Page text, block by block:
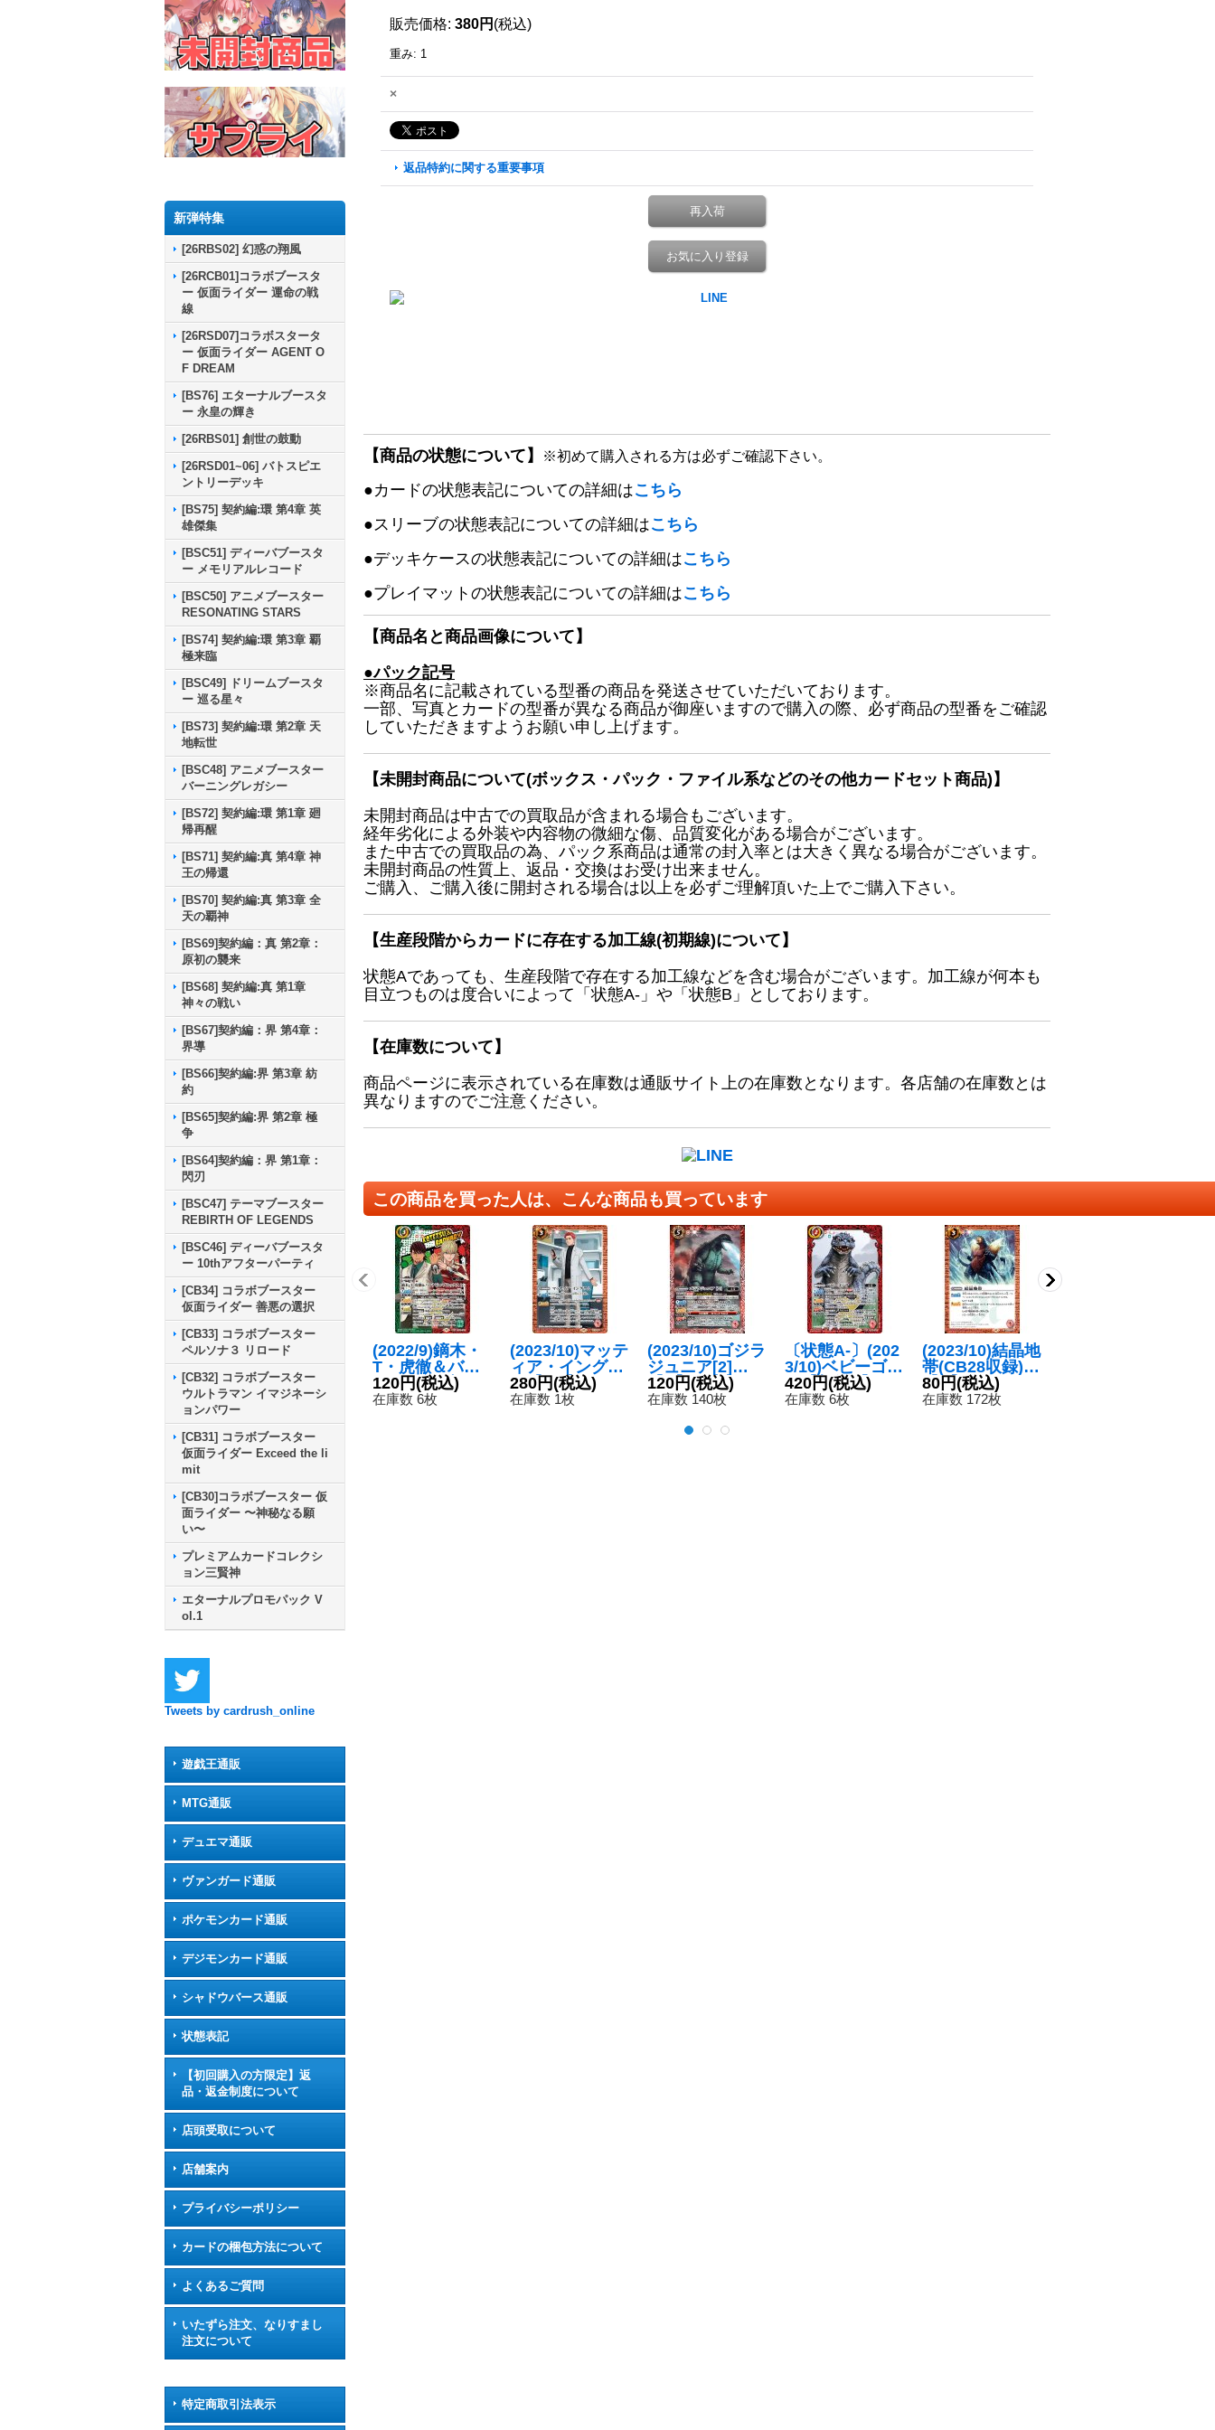
新弾特集
[26RBS02] 幻惑の翔風
[26RCB01]コラボブースタ
ー 仮面ライダー 運命の戦
線
[26RSD07]コラボスタータ
ー 仮面ライダー AGENT O
F DREAM
[BS76] エターナルブースタ
ー 永皇の輝き
[26RBS01] 創世の鼓動
[26RSD01~06] バトスピエ
ントリーデッキ
[BS75] 契約編:環 第4章 英
雄傑集
[BSC51] ディーバブースタ
ー メモリアルレコード
[BSC50] アニメブースター
RESONATING STARS
[BS74] 契約編:環 第3章 覇
極来臨
[BSC49] ドリームブースタ
ー 巡る星々
[BS73] 契約編:環 第2章 天
地転世
[BSC48] アニメブースター
バーニングレガシー
[BS72] 契約編:環 第1章 廻
帰再醒
[BS71] 契約編:真 第4章 神
王の帰還
[BS70] 契約編:真 第3章 全
天の覇神
[BS69]契約編：真 第2章：
原初の襲来
[BS68] 契約編:真 第1章
神々の戦い
[BS67]契約編：界 第4章：
界導
[BS66]契約編:界 第3章 紡
約
[BS65]契約編:界 第2章 極
争
[BS64]契約編：界 第1章：
閃刃
[BSC47] テーマブースター
REBIRTH OF LEGENDS
[BSC46] ディーバブースタ
ー 10thアフターパーティ
[CB34] コラボブースター
仮面ライダー 善悪の選択
[CB33] コラボブースター
ペルソナ３ リロード
[CB32] コラボブースター
ウルトラマン イマジネーシ
ョンパワー
[CB31] コラボブースター
仮面ライダー Exceed the li
mit
[CB30]コラボブースター 仮
面ライダー 〜神秘なる願
い〜
プレミアムカードコレクシ
ョン三賢神
エターナルプロモパック V
ol.1
Tweets by cardrush_online
遊戯王通販
MTG通販
デュエマ通販
ヴァンガード通販
ポケモンカード通販
デジモンカード通販
シャドウバース通販
状態表記
【初回購入の方限定】返
品・返金制度について
店頭受取について
店舗案内
プライバシーポリシー
カードの梱包方法について
よくあるご質問
いたずら注文、なりすまし
注文について
特定商取引法表示
販売価格: 380円 (税込)
重み: 1
×
返品特約に関する重要事項
再入荷
お気に入り登録
【商品の状態について】 ※初めて購入される方は必ずご確認下さい。
●カードの状態表記についての詳細はこちら
●スリーブの状態表記についての詳細はこちら
●デッキケースの状態表記についての詳細はこちら
●プレイマットの状態表記についての詳細はこちら
【商品名と商品画像について】
●パック記号
※商品名に記載されている型番の商品を発送させていただいております。
一部、写真とカードの型番が異なる商品が御座いますので購入の際、必ず商品の型番をご確認
していただきますようお願い申し上げます。
【未開封商品について(ボックス・パック・ファイル系などのその他カードセット商品)】
未開封商品は中古での買取品が含まれる場合もございます。
経年劣化による外装や内容物の微細な傷、品質変化がある場合がございます。
また中古での買取品の為、パック系商品は通常の封入率とは大きく異なる場合がございます。
未開封商品の性質上、返品・交換はお受け出来ません。
ご購入、ご購入後に開封される場合は以上を必ずご理解頂いた上でご購入下さい。
【生産段階からカードに存在する加工線(初期線)について】
状態Aであっても、生産段階で存在する加工線などを含む場合がございます。加工線が何本も
目立つものは度合いによって「状態A-」や「状態B」としております。
【在庫数について】
商品ページに表示されている在庫数は通販サイト上の在庫数となります。各店舗の在庫数とは
異なりますのでご注意ください。
この商品を買った人は、こんな商品も買っています
(2022/9)鏑木・
T・虎徹＆バー
ナビー・ブルッ
クスJr.【契約
120円(税込)
在庫数 6枚
(2023/10)マッテ
ィア・イングラ
ム【PC】{PC10
-006}《赤》
280円(税込)
在庫数 1枚
(2023/10)ゴジラ
ジュニア[2]
【C】{CB28-01
0}《赤》
120円(税込)
在庫数 140枚
〔状態A-〕(202
3/10)ベビーゴジ
ラ【契約X】{C
B28-CX01}
420円(税込)
在庫数 6枚
(2023/10)結晶地
帯(CB28収録)
【C】{BSC19-0
40}《赤》
80円(税込)
在庫数 172枚